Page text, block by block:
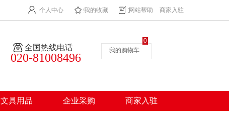
个人中心 我的收藏 网站帮助 商家入驻
全国热线电话
020-81008496
我的购物车
0
文具用品 企业采购 商家入驻